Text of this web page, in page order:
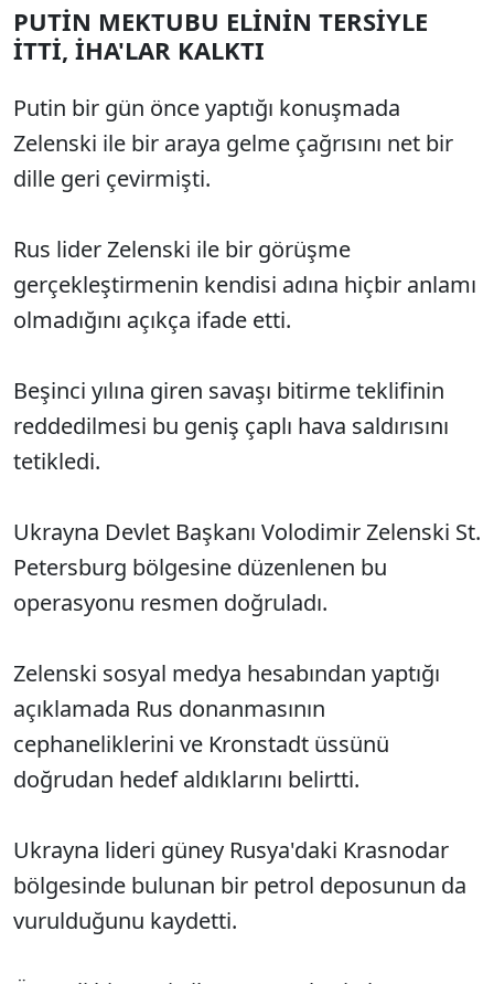
PUTİN MEKTUBU ELİNİN TERSİYLE
İTTİ, İHA'LAR KALKTI
Putin bir gün önce yaptığı konuşmada
Zelenski ile bir araya gelme çağrısını net bir
dille geri çevirmişti.
Rus lider Zelenski ile bir görüşme
gerçekleştirmenin kendisi adına hiçbir anlamı
olmadığını açıkça ifade etti.
Beşinci yılına giren savaşı bitirme teklifinin
reddedilmesi bu geniş çaplı hava saldırısını
tetikledi.
Ukrayna Devlet Başkanı Volodimir Zelenski St.
Petersburg bölgesine düzenlenen bu
operasyonu resmen doğruladı.
Zelenski sosyal medya hesabından yaptığı
açıklamada Rus donanmasının
cephaneliklerini ve Kronstadt üssünü
doğrudan hedef aldıklarını belirtti.
Ukrayna lideri güney Rusya'daki Krasnodar
bölgesinde bulunan bir petrol deposunun da
vurulduğunu kaydetti.